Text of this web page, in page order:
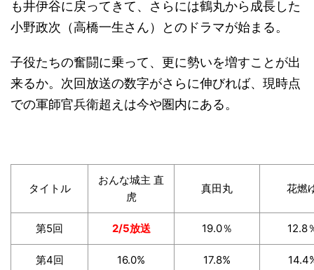
も井伊谷に戻ってきて、さらには鶴丸から成長した
小野政次（高橋一生さん）とのドラマが始まる。
子役たちの奮闘に乗って、更に勢いを増すことが出
来るか。次回放送の数字がさらに伸びれば、現時点
での軍師官兵衛超えは今や圏内にある。
タイトル
おんな城主 直
虎
真田丸 花燃
第5回 2/5放送 19.0％ 12.8
第4回 16.0% 17.8%